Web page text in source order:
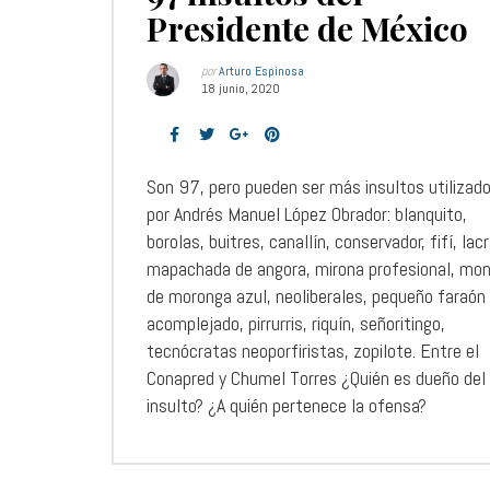
Presidente de México
porArturo Espinosa
18 junio, 2020
Son 97, pero pueden ser más insultos
por Andrés Manuel López Obrador: blanquito,
borolas, buitres, canallín, conservador, fifí,
mapachada de angora, mirona profesional,
de moronga azul, neoliberales, pequeño faraón
acomplejado, pirrurris, riquín, señoritingo,
tecnócratas neoporfiristas, zopilote. Entre el
Conapred y Chumel Torres ¿Quién es dueño del
insulto? ¿A quién pertenece la ofensa?